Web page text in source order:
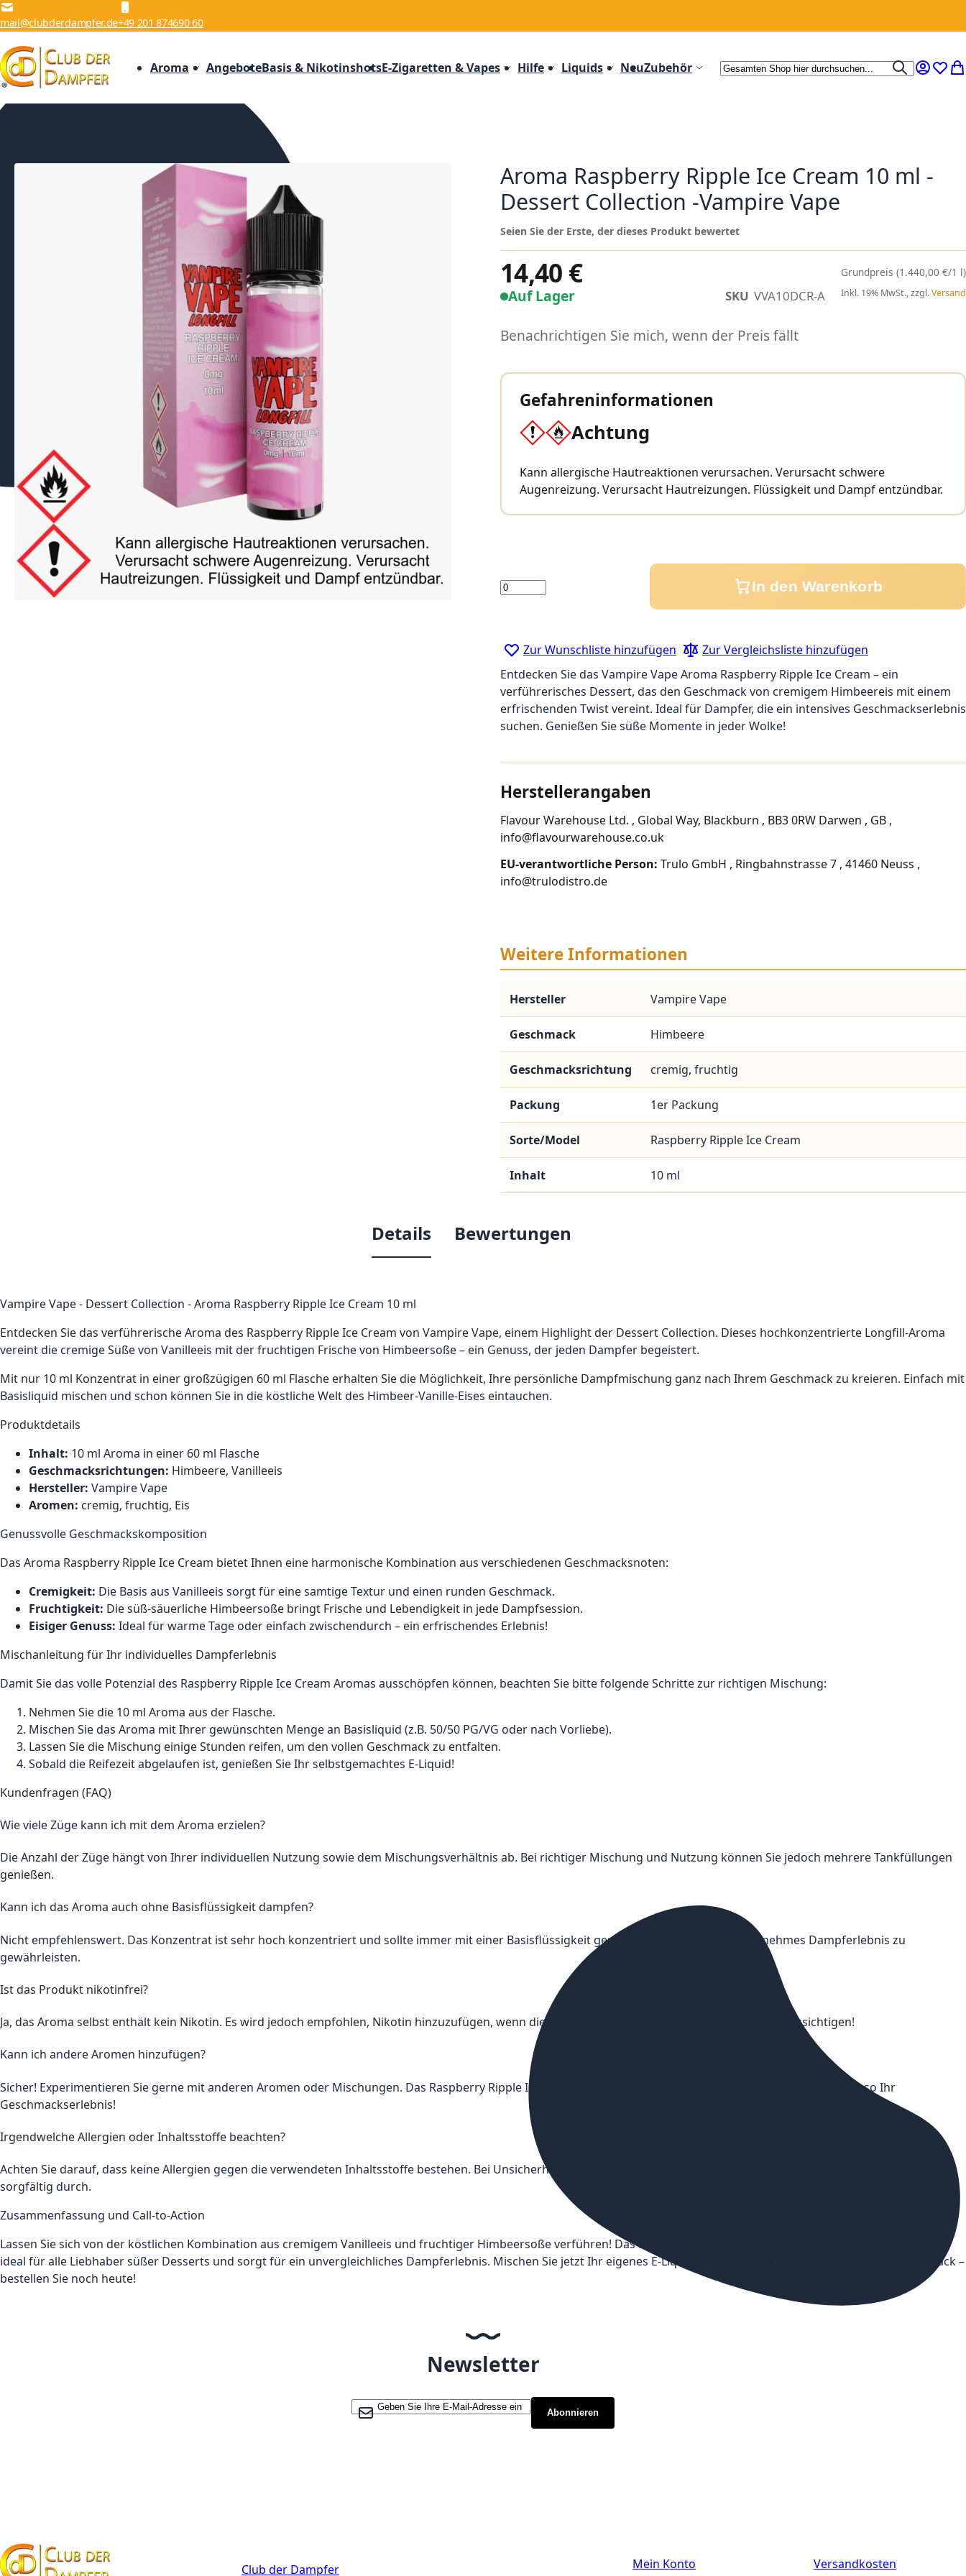
Zum Inhalt springen
mail@clubderdampfer.de+49 201 874690 60
Aroma AngeboteBasis & NikotinshotsE-Zigaretten & Vapes Hilfe Liquids NeuZubehör Suche
Suche
Mein
Aroma Raspberry Ripple Ice Cream 10 ml -
Dessert Collection -Vampire Vape
Auf Lager SKU VVA10DCR-A
Seien Sie der Erste, der dieses Produkt bewertet
14,40 € (1.440,00 €/1 l)
Inkl. 19% MwSt., zzgl.Versand
Benachrichtigen Sie mich, wenn der Preis fällt
Gefahreninformationen
Achtung
Kann allergische Hautreaktionen verursachen. Verursacht schwere
Augenreizung. Verursacht Hautreizungen. Flüssigkeit und Dampf entzündbar.
Menge In den Warenkorb
Zur Wunschliste hinzufügen
Zur Vergleichsliste hinzufügen
Entdecken Sie das Vampire Vape Aroma Raspberry Ripple Ice Cream – ein
verführerisches Dessert, das den Geschmack von cremigem Himbeereis mit einem
erfrischenden Twist vereint. Ideal für Dampfer, die ein intensives Geschmackserlebnis
suchen. Genießen Sie süße Momente in jeder Wolke!
Herstellerangaben
Flavour Warehouse Ltd. , Global Way, Blackburn , BB3 0RW Darwen , GB ,
info@flavourwarehouse.co.uk
EU-verantwortliche Person: Trulo GmbH , Ringbahnstrasse 7 , 41460 Neuss ,
info@trulodistro.de
Weitere Informationen
Hersteller Vampire Vape
Geschmack Himbeere
Geschmacksrichtung cremig, fruchtig
Packung 1er Packung
Sorte/Model Raspberry Ripple Ice Cream
Inhalt 10 ml
Details
Vampire Vape - Dessert Collection - Aroma Raspberry Ripple Ice Cream 10 ml
Entdecken Sie das verführerische Aroma des Raspberry Ripple Ice Cream von Vampire Vape, einem Highlight der Dessert Collection. Dieses hochkonzentrierte Longfill-Aroma
vereint die cremige Süße von Vanilleeis mit der fruchtigen Frische von Himbeersoße – ein Genuss, der jeden Dampfer begeistert.
Mit nur 10 ml Konzentrat in einer großzügigen 60 ml Flasche erhalten Sie die Möglichkeit, Ihre persönliche Dampfmischung ganz nach Ihrem Geschmack zu kreieren. Einfach mit
Basisliquid mischen und schon können Sie in die köstliche Welt des Himbeer-Vanille-Eises eintauchen.
Produktdetails
Inhalt: 10 ml Aroma in einer 60 ml Flasche
Geschmacksrichtungen: Himbeere, Vanilleeis
Hersteller: Vampire Vape
Aromen: cremig, fruchtig, Eis
Genussvolle Geschmackskomposition
Das Aroma Raspberry Ripple Ice Cream bietet Ihnen eine harmonische Kombination aus verschiedenen Geschmacksnoten:
Cremigkeit: Die Basis aus Vanilleeis sorgt für eine samtige Textur und einen runden Geschmack.
Fruchtigkeit: Die süß-säuerliche Himbeersoße bringt Frische und Lebendigkeit in jede Dampfsession.
Eisiger Genuss: Ideal für warme Tage oder einfach zwischendurch – ein erfrischendes Erlebnis!
Mischanleitung für Ihr individuelles Dampferlebnis
Damit Sie das volle Potenzial des Raspberry Ripple Ice Cream Aromas ausschöpfen können, beachten Sie bitte folgende Schritte zur richtigen Mischung:
Nehmen Sie die 10 ml Aroma aus der Flasche.
Mischen Sie das Aroma mit Ihrer gewünschten Menge an Basisliquid (z.B. 50/50 PG/VG oder nach Vorliebe).
Lassen Sie die Mischung einige Stunden reifen, um den vollen Geschmack zu entfalten.
Sobald die Reifezeit abgelaufen ist, genießen Sie Ihr selbstgemachtes E-Liquid!
Kundenfragen (FAQ)
Wie viele Züge kann ich mit dem Aroma erzielen?
Die Anzahl der Züge hängt von Ihrer individuellen Nutzung sowie dem Mischungsverhältnis ab. Bei richtiger Mischung und Nutzung können Sie jedoch mehrere Tankfüllungen
genießen.
Kann ich das Aroma auch ohne Basisflüssigkeit dampfen?
Nicht empfehlenswert. Das Konzentrat ist sehr hoch konzentriert und sollte immer mit einer Basisflüssigkeit gemischt werden, um ein angenehmes Dampferlebnis zu
gewährleisten.
Ist das Produkt nikotinfrei?
Ja, das Aroma selbst enthält kein Nikotin. Es wird jedoch empfohlen, Nikotin hinzuzufügen, wenn dies gewünscht ist – einfach beim Mischen berücksichtigen!
Kann ich andere Aromen hinzufügen?
Sicher! Experimentieren Sie gerne mit anderen Aromen oder Mischungen. Das Raspberry Ripple Ice Cream lässt sich hervorragend kombinieren und erweitert so Ihr
Geschmackserlebnis!
Irgendwelche Allergien oder Inhaltsstoffe beachten?
Achten Sie darauf, dass keine Allergien gegen die verwendeten Inhaltsstoffe bestehen. Bei Unsicherheiten konsultieren Sie bitte einen Fachmann oder lesen die Zutatenliste
sorgfältig durch.
Zusammenfassung und Call-to-Action
Lassen Sie sich von der köstlichen Kombination aus cremigem Vanilleeis und fruchtiger Himbeersoße verführen! Das Raspberry Ripple Ice Cream Aroma von Vampire Vape ist
ideal für alle Liebhaber süßer Desserts und sorgt für ein unvergleichliches Dampferlebnis. Mischen Sie jetzt Ihr eigenes E-Liquid und genießen Sie den einzigartigen Geschmack –
bestellen Sie noch heute!
Bewertungen
Newsletter
Melden Sie sich für unseren Newsletter an:
Abonnieren
Club der Dampfer
Mein Konto
Versandkosten